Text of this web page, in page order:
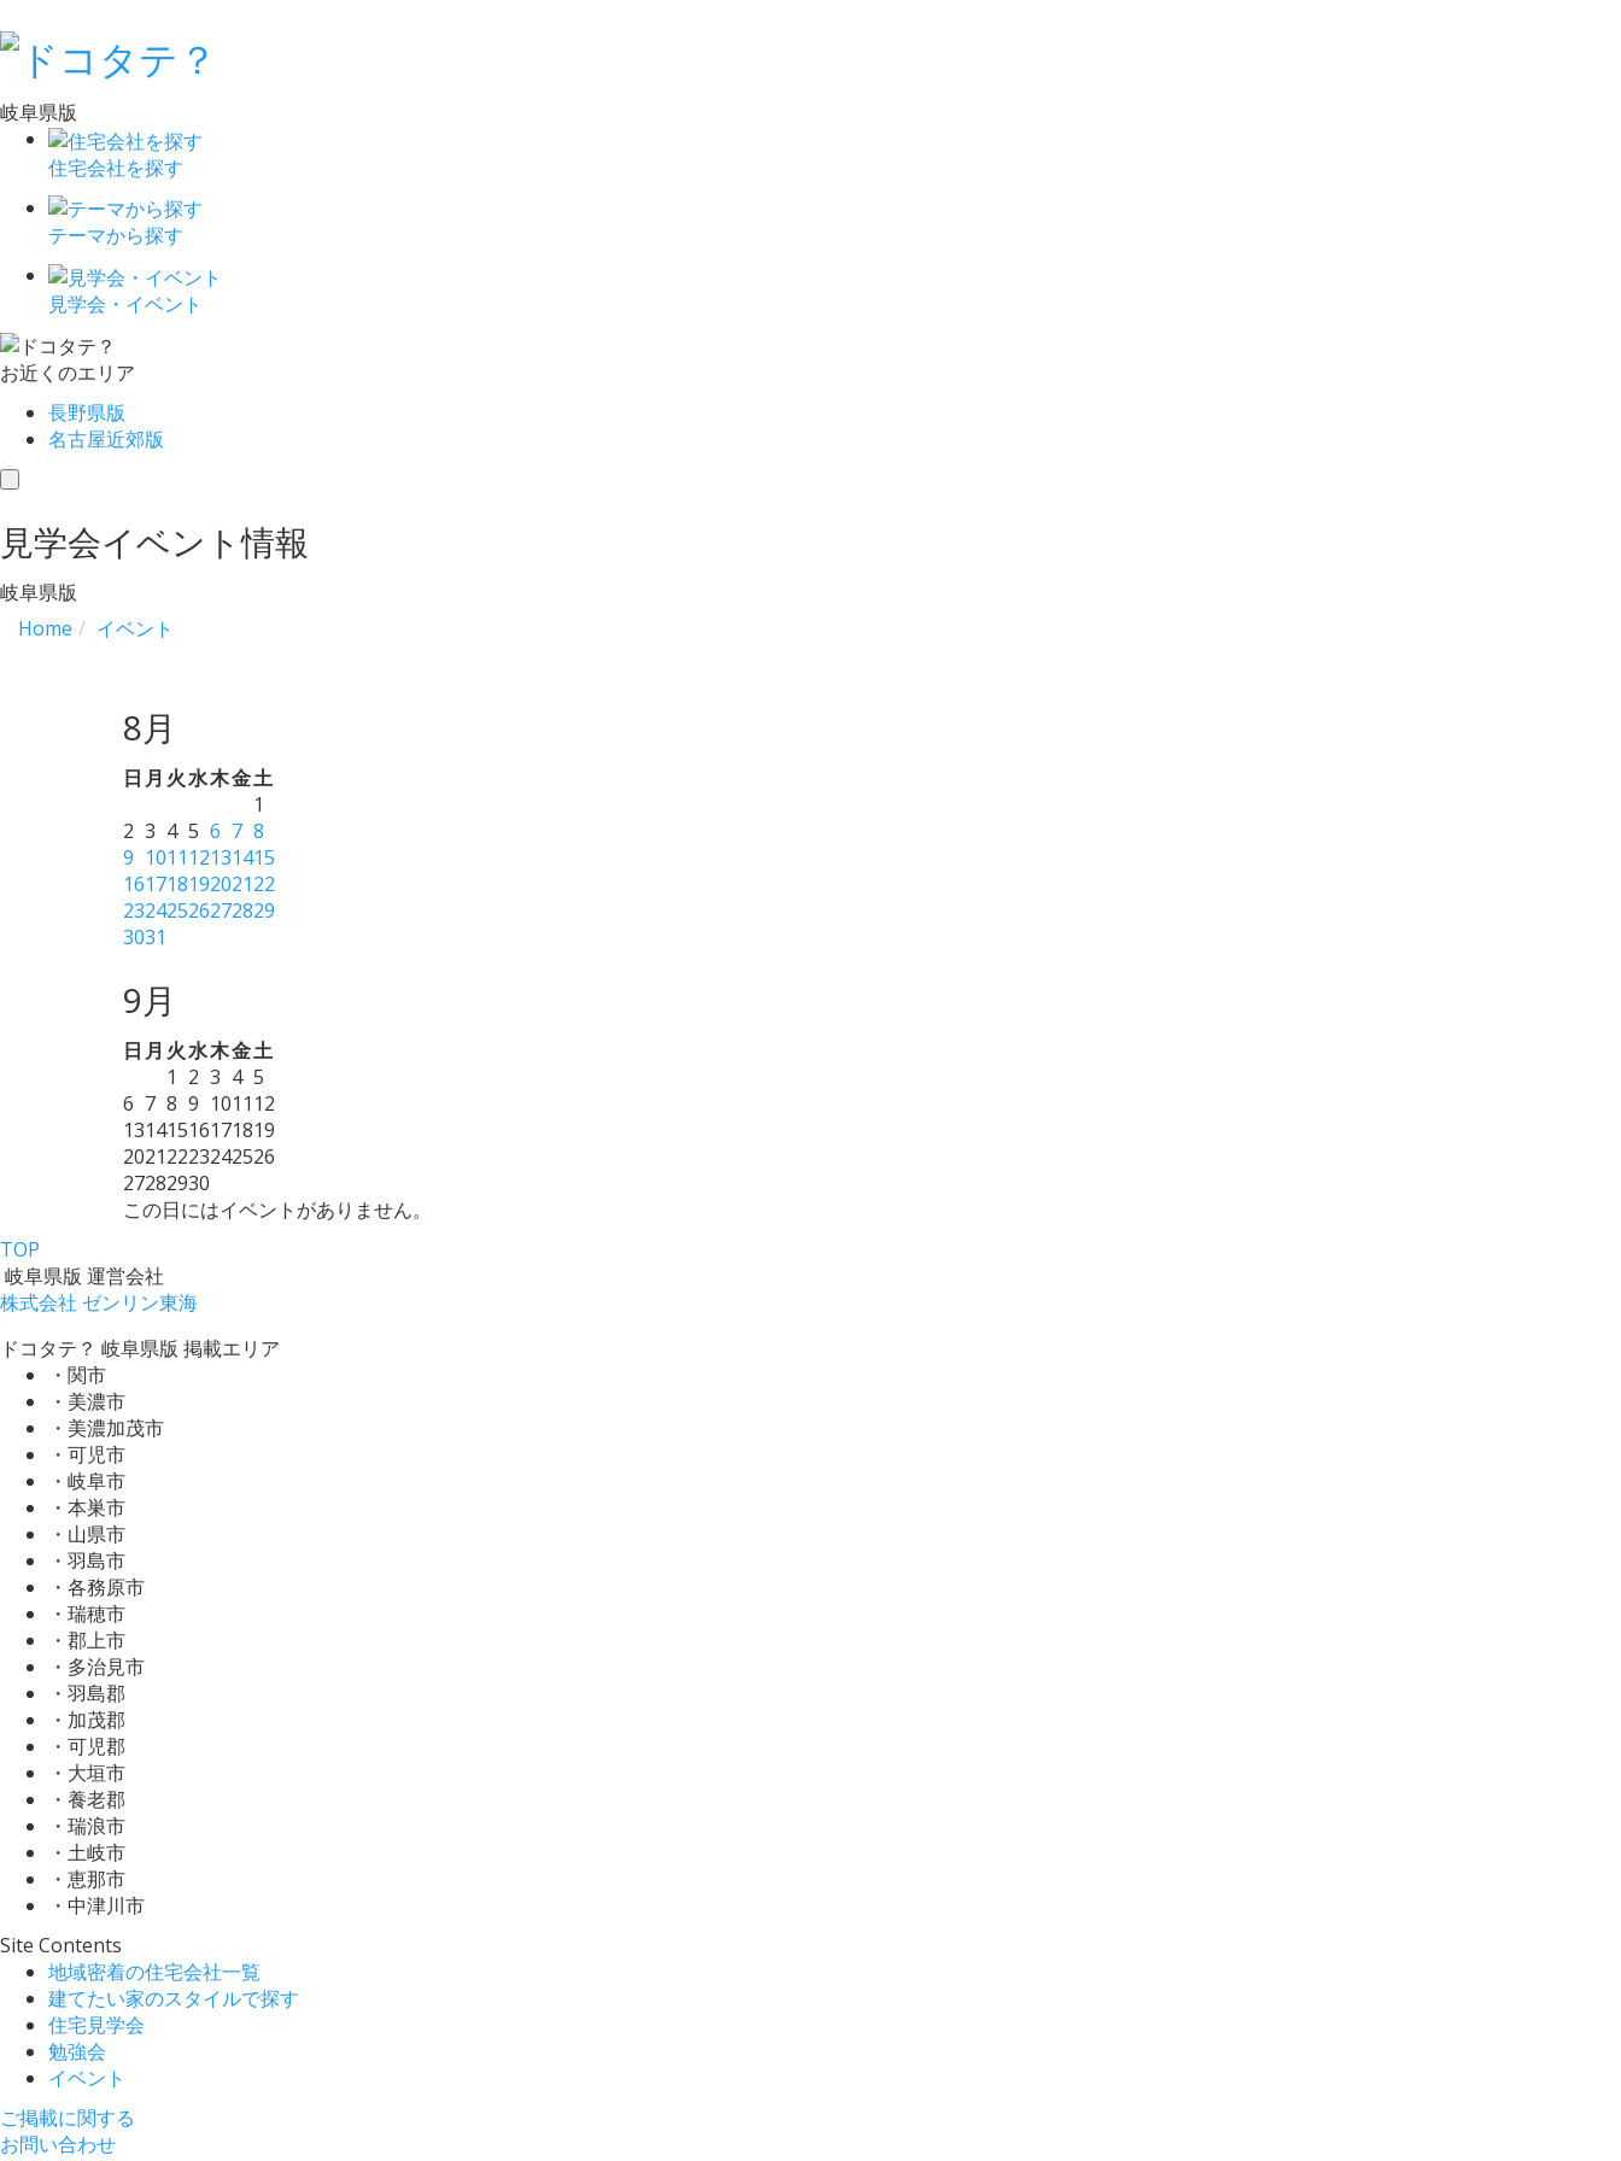
岐阜県版
住宅会社を探す
テーマから探す
見学会・イベント
お近くのエリア
長野県版
名古屋近郊版
toggle
見学会イベント情報
岐阜県版
Home
イベント
8月
日 月 火水木金土
1
2 3 4 5 6 7 8
9 1011 12131415
16171819202122
23242526272829
3031
9月
日 月 火水木金土
1 2 3 4 5
6 7 8 9 1011 12
13141516171819
20212223242526
27282930
この日にはイベントがありません。
TOP
岐阜県版 運営会社
株式会社 ゼンリン東海
ドコタテ？ 岐阜県版 掲載エリア
・関市
・美濃市
・美濃加茂市
・可児市
・岐阜市
・本巣市
・山県市
・羽島市
・各務原市
・瑞穂市
・郡上市
・多治見市
・羽島郡
・加茂郡
・可児郡
・大垣市
・養老郡
・瑞浪市
・土岐市
・恵那市
・中津川市
Site Contents
地域密着の住宅会社一覧
建てたい家のスタイルで探す
住宅見学会
勉強会
イベント
ご掲載に関する
お問い合わせ